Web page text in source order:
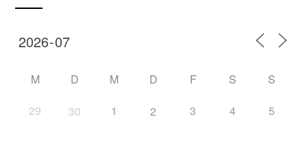
M D M D F S S
29 30 1 2 3 4 5